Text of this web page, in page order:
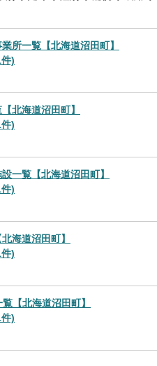
所一覧【北海道沼田町】
)
北海道沼田町】
)
一覧【北海道沼田町】
)
海道沼田町】
)
【北海道沼田町】
)